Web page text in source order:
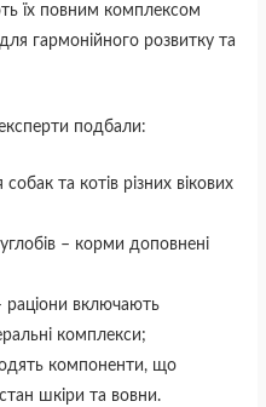
їх повним комплексом
гармонійного розвитку та
подбали:
та котів різних вікових
– корми доповнені
раціони включають
комплекси;
компоненти, що
шкіри та вовни.